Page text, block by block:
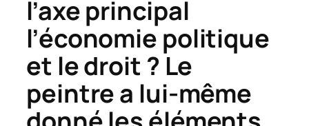
l’axe principal
l’économie politique
et le droit ? Le
peintre a lui-même